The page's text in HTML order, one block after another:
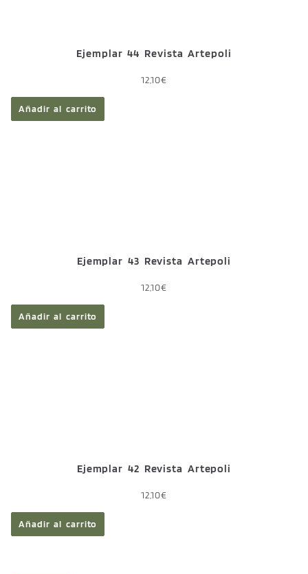
Ejemplar 44 Revista Artepoli
12,10€
Añadir al carrito
Ejemplar 43 Revista Artepoli
12,10€
Añadir al carrito
Ejemplar 42 Revista Artepoli
12,10€
Añadir al carrito